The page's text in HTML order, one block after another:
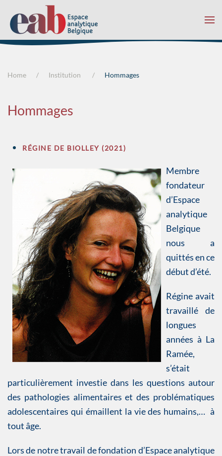
Accéder au contenu principal
Home Institution Hommages
Hommages
RÉGINE DE BIOLLEY (2021)
Membre
fondateur
d’Espace
analytique
Belgique
nous a
quittés en ce
début d’été.
Régine avait
travaillé de
longues
années à La
Ramée,
s’était
particulièrement investie dans les questions autour
des pathologies alimentaires et des problématiques
adolescentaires qui émaillent la vie des humains,… à
tout âge.
Lors de notre travail de fondation d’Espace analytique